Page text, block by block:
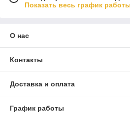
Показать весь график работы
О нас
Контакты
Доставка и оплата
График работы